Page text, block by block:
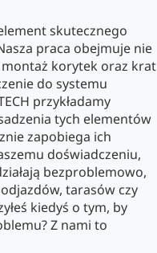
skutecznego
praca obejmuje nie
montaż korytek oraz krat
do systemu
przykładamy
tych elementów
zapobiega ich
doświadczeniu,
bezproblemowo,
tarasów czy
kiedyś o tym, by
Z nami to